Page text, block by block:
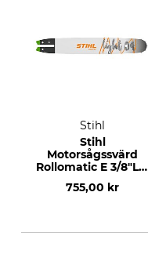
Stihl
Stihl
Motorsågssvärd
Rollomatic E 3/8"LP,
1,3 mm, 12", 44 DL
755,00 kr